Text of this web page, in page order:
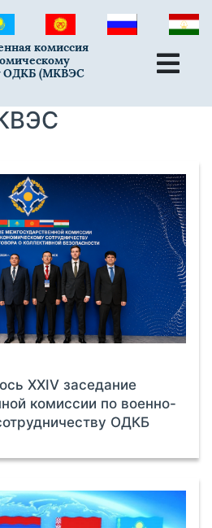
комиссия
ОДКБ (МКВЭС
XXIV заседание
комиссии по военно-
ОДКБ